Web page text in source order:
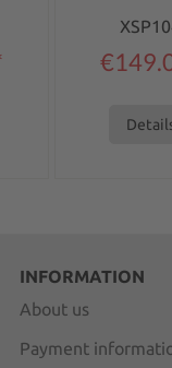
INFORMATION
About us
Payment